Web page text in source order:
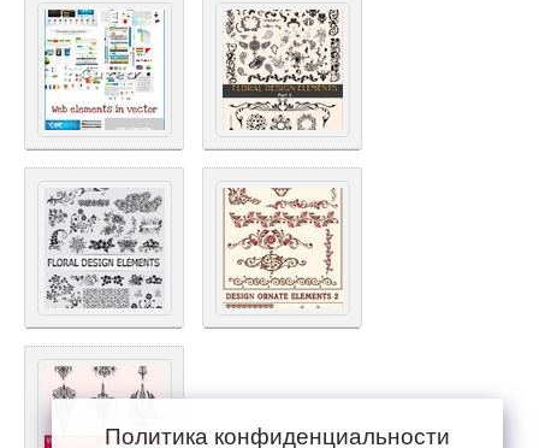
Политика конфиденциальности